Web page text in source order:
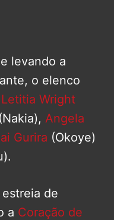
levando a
o elenco
Letitia Wright
(Nakia), Angela
Gurira (Okoye)
de
a Coração de